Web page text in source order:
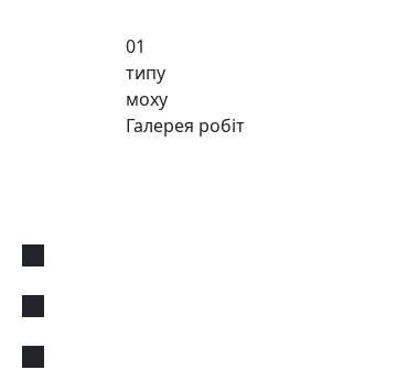
01
типу
моху
Галерея робіт